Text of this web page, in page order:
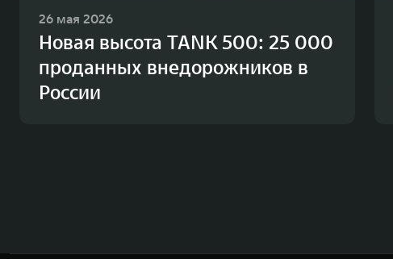
26 мая 2026
Новая высота TANK 500: 25 000
проданных внедорожников в
России